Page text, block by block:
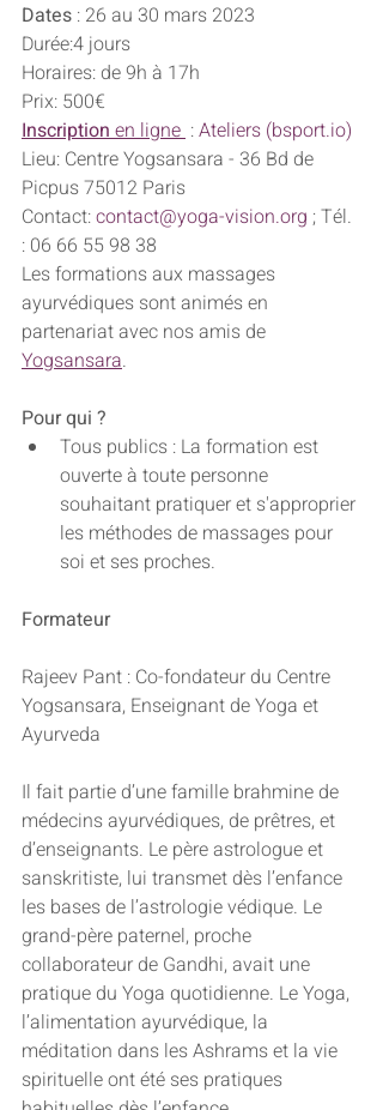
Dates : 26 au 30 mars 2023
Durée:4 jours
Horaires: de 9h à 17h
Prix: 500€
Inscription en ligne : Ateliers (bsport.io)
Lieu: Centre Yogsansara - 36 Bd de
Picpus 75012 Paris
Contact: contact@yoga-vision.org ; Tél.
: 06 66 55 98 38
Les formations aux massages
ayurvédiques sont animés en
partenariat avec nos amis de
Yogsansara.
Pour qui ?
Tous publics : La formation est
ouverte à toute personne
souhaitant pratiquer et s'approprier
les méthodes de massages pour
soi et ses proches.
Formateur
Rajeev Pant : Co-fondateur du Centre
Yogsansara, Enseignant de Yoga et
Ayurveda
Il fait partie d’une famille brahmine de
médecins ayurvédiques, de prêtres, et
d’enseignants. Le père astrologue et
sanskritiste, lui transmet dès l’enfance
les bases de l’astrologie védique. Le
grand-père paternel, proche
collaborateur de Gandhi, avait une
pratique du Yoga quotidienne. Le Yoga,
l’alimentation ayurvédique, la
méditation dans les Ashrams et la vie
spirituelle ont été ses pratiques